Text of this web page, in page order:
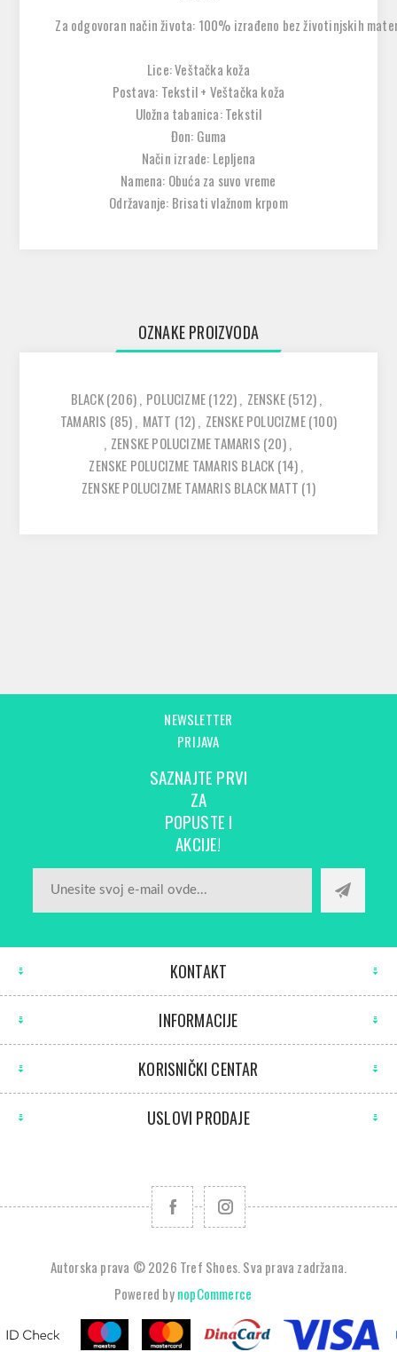
Za odgovoran način života: 100% izrađeno bez životinjskih
Lice: Veštačka koža
Postava: Tekstil + Veštačka koža
Uložna tabanica: Tekstil
Đon: Guma
Način izrade: Lepljena
Namena: Obuća za suvo vreme
Održavanje: Brisati vlažnom krpom
OZNAKE PROIZVODA
BLACK(206), POLUCIZME(122), ZENSKE(512),
TAMARIS (85), MATT (12), ZENSKE POLUCIZME(100)
, ZENSKE POLUCIZME TAMARIS (20),
ZENSKE POLUCIZME TAMARIS BLACK (14),
ZENSKE POLUCIZME TAMARIS BLACK MATT (1)
NEWSLETTER
PRIJAVA
SAZNAJTE PRVI
ZA
POPUSTE I
AKCIJE!
KONTAKT
INFORMACIJE
KORISNIČKI CENTAR
USLOVI PRODAJE
Autorska prava © 2026 Tref Shoes. Sva prava zadržana.
Powered bynopCommerce